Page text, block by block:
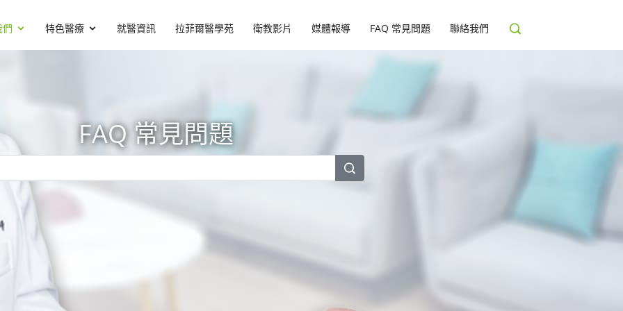
們 特色醫療 就醫資訊 拉菲爾醫學苑 衛教影片 媒體報導 FAQ 常見問題 聯絡我們
FAQ 常見問題